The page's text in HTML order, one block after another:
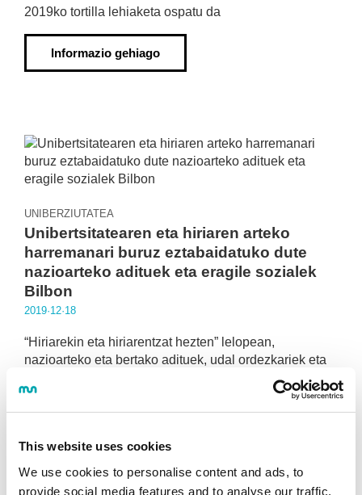
This website uses cookies
We use cookies to personalise content and ads, to
provide social media features and to analyse our traffic.
2019ko tortilla lehiaketa ospatu da
Informazio gehiago
UNIBERZIUTATEA
Unibertsitatearen eta hiriaren arteko
harremanari buruz eztabaidatuko dute
nazioarteko adituek eta eragile sozialek
Bilbon
2019·12·18
“Hiriarekin eta hiriarentzat hezten” lelopean,
nazioarteko eta bertako adituek, udal ordezkariek eta
eragile sozialek jorratuko dituzte hiriaren eta
unibertsitatearen arteko harremanaz.